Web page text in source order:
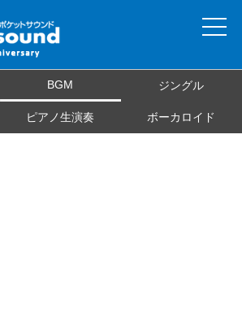
当サイトについて
BGM ジングル
ピアノ生演奏 ボーカロイド